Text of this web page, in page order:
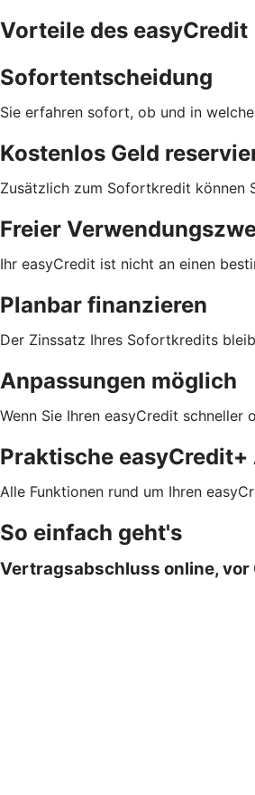
Vorteile des easyCredit
Sofortentscheidung
Sie erfahren sofort, ob und in
Kostenlos Geld
Zusätzlich zum Sofortkredit können
Freier
Ihr easyCredit ist nicht an einen
Planbar finanzieren
Der Zinssatz Ihres Sofortkredits
Anpassungen möglich
Wenn Sie Ihren easyCredit schneller
Praktische easyCredit+
Alle Funktionen rund um Ihren
So einfach geht's
Vertragsabschluss online, vor